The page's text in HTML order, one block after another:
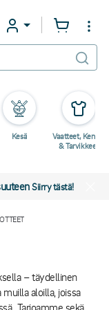
Kesä
Vaatteet, Kengät
& Tarvikkeet
Siirry tästä!
– täydellinen
aloilla, joissa
Tarjoamme sekä